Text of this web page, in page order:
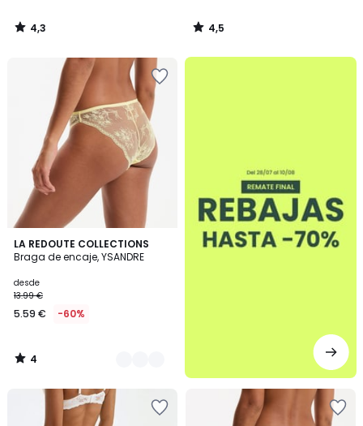
4,3
/
4,5
/
LA REDOUTE COLLECTIONS
Braga de encaje, YSANDRE
desde
13.99 €
5.59 € -60%
4
/
3
Colores
4
/
.